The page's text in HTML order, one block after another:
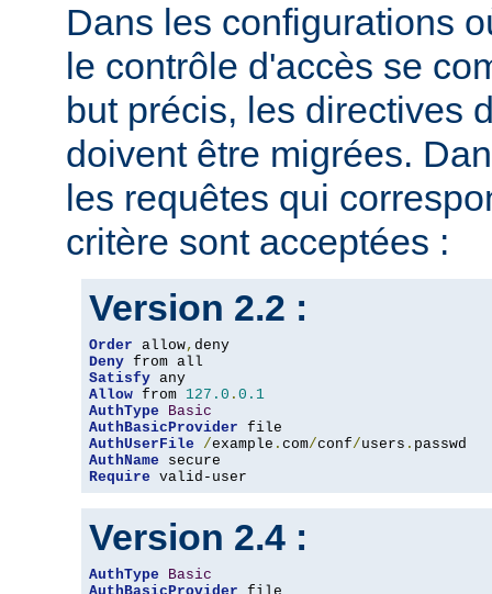
Dans les configurations
le contrôle d'accès se
but précis, les directives
doivent être migrées.
les requêtes qui
critère sont acceptées :
Version 2.2 :
Order allow,
Deny
Satisfy
Allow from 127.0 . 0.1
AuthType
Basic
AuthBasicProvider
AuthUserFile
/example . com/conf/users .
AuthName
Require valid-user
Version 2.4 :
AuthType
Basic